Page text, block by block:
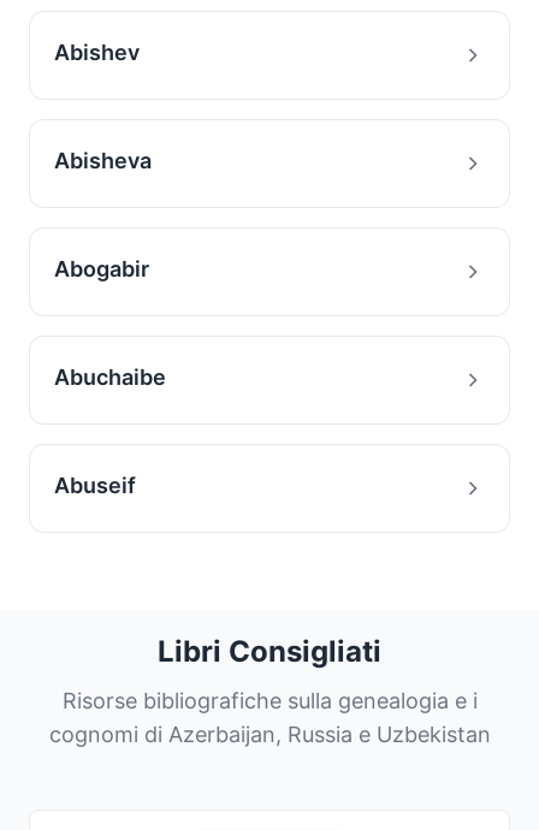
Abishev
Abisheva
Abogabir
Abuchaibe
Abuseif
Libri Consigliati
Risorse bibliografiche sulla genealogia e i
cognomi di Azerbaijan, Russia e Uzbekistan